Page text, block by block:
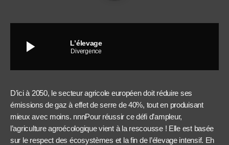
play_arrow L’élevage
Divergence
D’ici à 2050, le secteur agricole européen doit réduire ses
émissions de gaz à effet de serre de 40%, tout en produisant
mieux avec moins. nnnPour réussir ce défi d’ampleur,
l’agriculture agroécologique vient à la rescousse ! Elle est basée
sur le respect des écosystèmes et la fin de l’élevage intensif. Eh